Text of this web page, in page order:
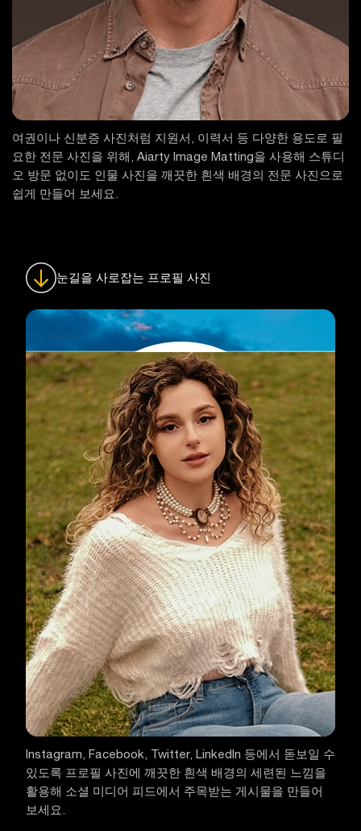
여권이나 신분증 사진처럼 지원서, 이력서 등 다양한 용도로 필
요한 전문 사진을 위해, Aiarty Image Matting을 사용해 스튜디
오 방문 없이도 인물 사진을 깨끗한 흰색 배경의 전문 사진으로
쉽게 만들어 보세요.
눈길을 사로잡는 프로필 사진
Instagram, Facebook, Twitter, LinkedIn 등에서 돋보일 수
있도록 프로필 사진에 깨끗한 흰색 배경의 세련된 느낌을
활용해 소셜 미디어 피드에서 주목받는 게시물을 만들어
보세요.